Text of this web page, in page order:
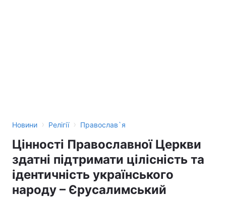
Новини › Релігії › Православ`я
Цінності Православної Церкви
здатні підтримати цілісність та
ідентичність українського
народу – Єрусалимський